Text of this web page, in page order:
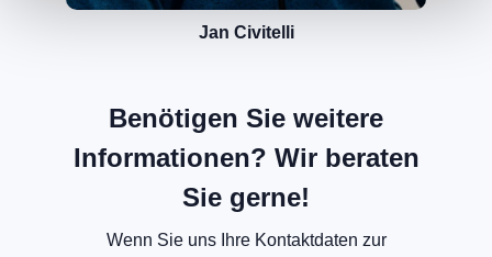
Jan Civitelli
Benötigen Sie weitere
Informationen? Wir beraten
Sie gerne!
Wenn Sie uns Ihre Kontaktdaten zur